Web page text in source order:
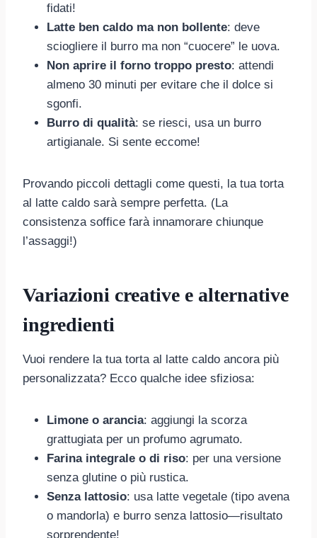
fidati!
Latte ben caldo ma non bollente: deve
sciogliere il burro ma non “cuocere” le uova.
Non aprire il forno troppo presto: attendi
almeno 30 minuti per evitare che il dolce si
sgonfi.
Burro di qualità: se riesci, usa un burro
artigianale. Si sente eccome!
Provando piccoli dettagli come questi, la tua torta
al latte caldo sarà sempre perfetta. (La
consistenza soffice farà innamorare chiunque
l’assaggi!)
Variazioni creative e alternative
ingredienti
Vuoi rendere la tua torta al latte caldo ancora più
personalizzata? Ecco qualche idee sfiziosa:
Limone o arancia: aggiungi la scorza
grattugiata per un profumo agrumato.
Farina integrale o di riso: per una versione
senza glutine o più rustica.
Senza lattosio: usa latte vegetale (tipo avena
o mandorla) e burro senza lattosio—risultato
sorprendente!